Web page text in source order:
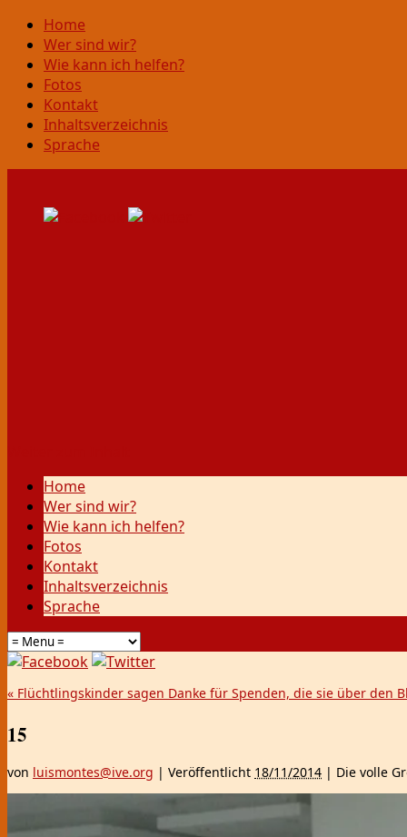
Home
Wer sind wir?
Wie kann ich helfen?
Fotos
Kontakt
Inhaltsverzeichnis
Sprache
Home
Wer sind wir?
Wie kann ich helfen?
Fotos
Kontakt
Inhaltsverzeichnis
Sprache
« Flüchtlingskinder sagen Danke für Spenden, die sie über den
15
von luismontes@ive.org | Veröffentlicht 18/11/2014 | Die volle